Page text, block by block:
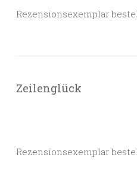
Rezensionsexemplar
Zeilenglück
Rezensionsexemplar